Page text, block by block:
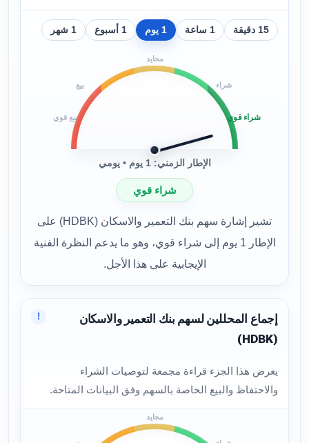
15 دقيقة 1 ساعة 1 يوم 1 أسبوع 1 شهر
بيع قوي
بيع
محايد
شراء
شراء قوي
الإطار الزمني: 1 يوم • يومي
شراء قوي
تشير إشارة سهم بنك التعمير والاسكان (HDBK) على
الإطار 1 يوم إلى شراء قوي، وهو ما يدعم النظرة الفنية
الإيجابية على هذا الأجل.
إجماع المحللين لسهم بنك التعمير والاسكان
(HDBK)
يعرض هذا الجزء قراءة مجمعة لتوصيات الشراء
والاحتفاظ والبيع الخاصة بالسهم وفق البيانات المتاحة.
!
محايد